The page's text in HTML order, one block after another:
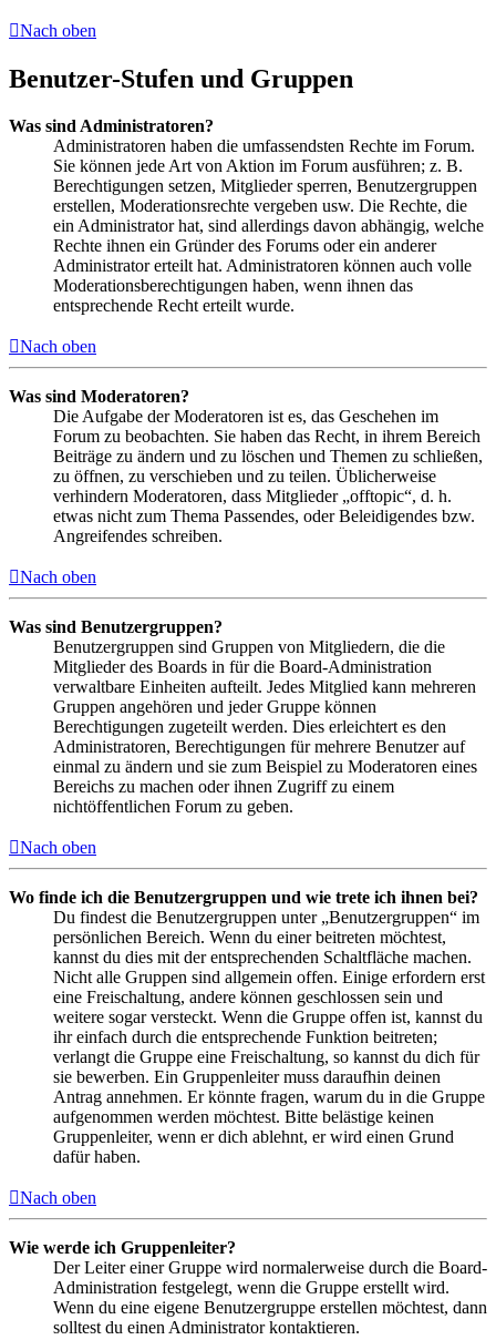
Nach oben
Benutzer-Stufen und Gruppen
Was sind Administratoren?
Administratoren haben die umfassendsten Rechte im Forum.
Sie können jede Art von Aktion im Forum ausführen; z. B.
Berechtigungen setzen, Mitglieder sperren, Benutzergruppen
erstellen, Moderationsrechte vergeben usw. Die Rechte, die
ein Administrator hat, sind allerdings davon abhängig, welche
Rechte ihnen ein Gründer des Forums oder ein anderer
Administrator erteilt hat. Administratoren können auch volle
Moderationsberechtigungen haben, wenn ihnen das
entsprechende Recht erteilt wurde.
Nach oben
Was sind Moderatoren?
Die Aufgabe der Moderatoren ist es, das Geschehen im
Forum zu beobachten. Sie haben das Recht, in ihrem Bereich
Beiträge zu ändern und zu löschen und Themen zu schließen,
zu öffnen, zu verschieben und zu teilen. Üblicherweise
verhindern Moderatoren, dass Mitglieder „offtopic“, d. h.
etwas nicht zum Thema Passendes, oder Beleidigendes bzw.
Angreifendes schreiben.
Nach oben
Was sind Benutzergruppen?
Benutzergruppen sind Gruppen von Mitgliedern, die die
Mitglieder des Boards in für die Board-Administration
verwaltbare Einheiten aufteilt. Jedes Mitglied kann mehreren
Gruppen angehören und jeder Gruppe können
Berechtigungen zugeteilt werden. Dies erleichtert es den
Administratoren, Berechtigungen für mehrere Benutzer auf
einmal zu ändern und sie zum Beispiel zu Moderatoren eines
Bereichs zu machen oder ihnen Zugriff zu einem
nichtöffentlichen Forum zu geben.
Nach oben
Wo finde ich die Benutzergruppen und wie trete ich ihnen bei?
Du findest die Benutzergruppen unter „Benutzergruppen“ im
persönlichen Bereich. Wenn du einer beitreten möchtest,
kannst du dies mit der entsprechenden Schaltfläche machen.
Nicht alle Gruppen sind allgemein offen. Einige erfordern erst
eine Freischaltung, andere können geschlossen sein und
weitere sogar versteckt. Wenn die Gruppe offen ist, kannst du
ihr einfach durch die entsprechende Funktion beitreten;
verlangt die Gruppe eine Freischaltung, so kannst du dich für
sie bewerben. Ein Gruppenleiter muss daraufhin deinen
Antrag annehmen. Er könnte fragen, warum du in die Gruppe
aufgenommen werden möchtest. Bitte belästige keinen
Gruppenleiter, wenn er dich ablehnt, er wird einen Grund
dafür haben.
Nach oben
Wie werde ich Gruppenleiter?
Der Leiter einer Gruppe wird normalerweise durch die Board-
Administration festgelegt, wenn die Gruppe erstellt wird.
Wenn du eine eigene Benutzergruppe erstellen möchtest, dann
solltest du einen Administrator kontaktieren.